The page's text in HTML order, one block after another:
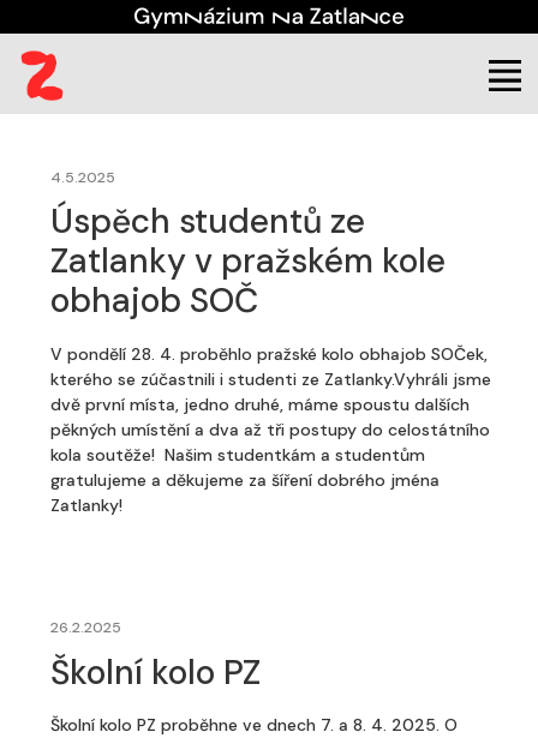
Aktuality(aktuální)
4.5.2025
Úspěch studentů ze
Zatlanky v pražském kole
obhajob SOČ
V pondělí 28. 4. proběhlo pražské kolo obhajob SOČek,
kterého se zúčastnili i studenti ze Zatlanky.Vyhráli jsme
dvě první místa, jedno druhé, máme spoustu dalších
pěkných umístění a dva až tři postupy do celostátního
kola soutěže! Našim studentkám a studentům
gratulujeme a děkujeme za šíření dobrého jména
Zatlanky!
26.2.2025
Školní kolo PZ
Školní kolo PZ proběhne ve dnech 7. a 8. 4. 2025. O